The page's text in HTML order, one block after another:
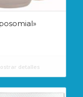
detalles